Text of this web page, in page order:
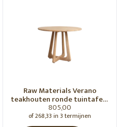
Raw Materials Verano
teakhouten ronde tuintafel -
Ø100 cm
805,00
of 268,33 in 3 termijnen